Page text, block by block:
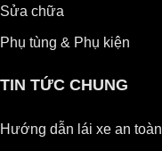
Sửa chữa
Phụ tùng & Phụ kiện
TIN TỨC CHUNG
Hướng dẫn lái xe an toàn